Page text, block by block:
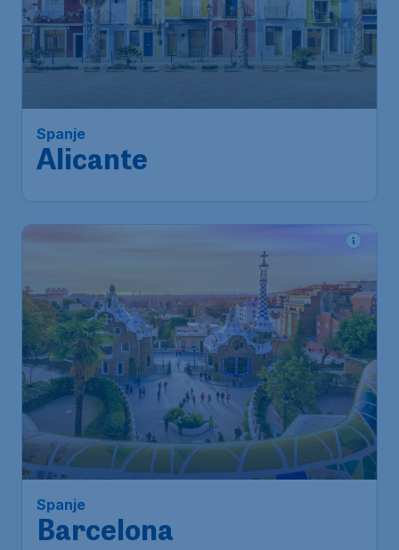
Spanje
Alicante
€108*
vanaf
Airport Schiphol
Alicante
Spanje
Barcelona